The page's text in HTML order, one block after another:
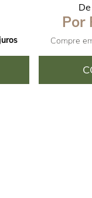
De
Por
Compre